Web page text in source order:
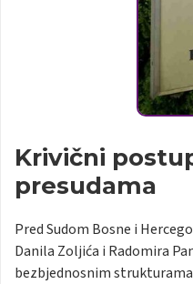
Krivični
presudama
Pred Sudom Bosne i
Danila Zoljića i Radomira
bezbjednosnim